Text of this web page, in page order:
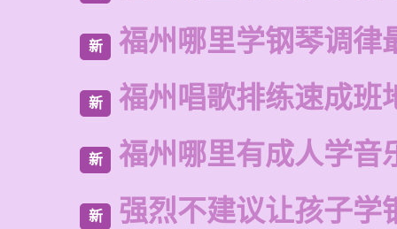
新 福州哪里学钢琴调律
新 福州唱歌排练速成班
新 福州哪里有成人学音
新 强烈不建议让孩子学